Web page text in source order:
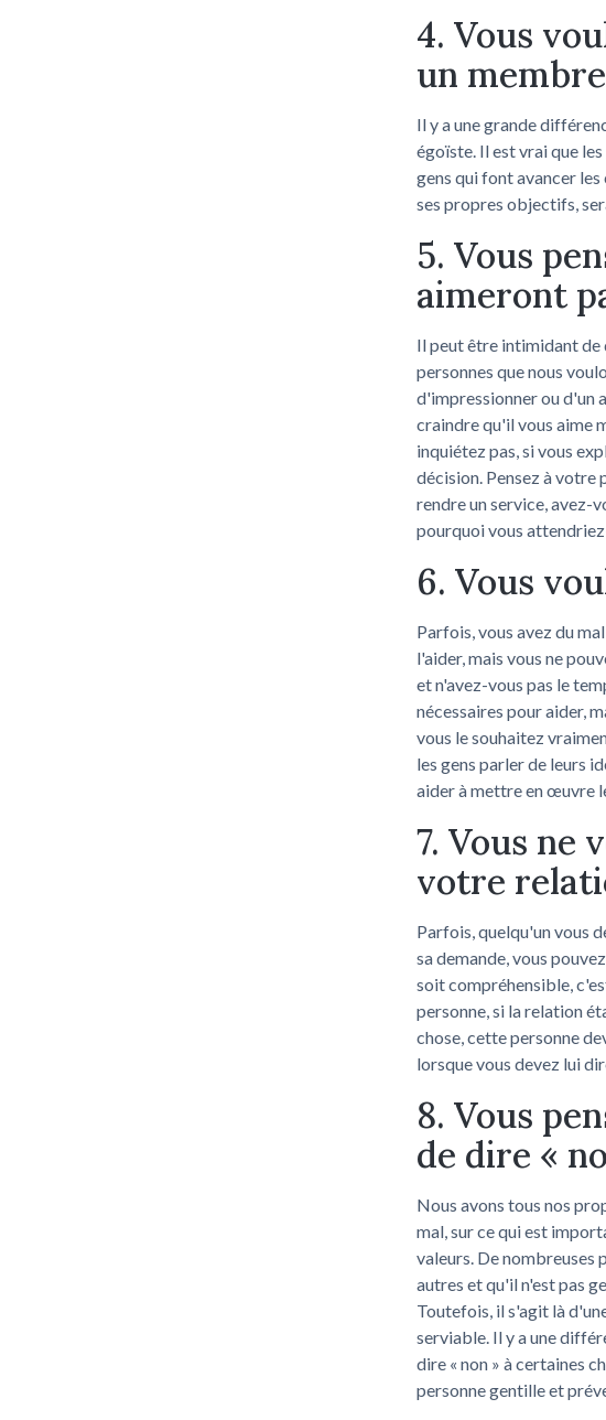
4. Vous
un
Il y a une grande
égoïste. Il est vrai que
gens qui font avancer les
ses propres objectifs,
5. Vous
aimeront
Il peut être intimidant de
personnes que nous
d'impressionner ou d'un
craindre qu'il vous aime
inquiétez pas, si vous
décision. Pensez à votre
rendre un service, avez-
pourquoi vous
6. Vous
Parfois, vous avez du
l'aider, mais vous ne
et n'avez-vous pas le
nécessaires pour aider,
vous le souhaitez
les gens parler de leurs
aider à mettre en œuvre
7. Vous ne
votre
Parfois, quelqu'un vous
sa demande, vous
soit compréhensible,
personne, si la relation
chose, cette personne
lorsque vous devez lui
8. Vous
de dire «
Nous avons tous nos
mal, sur ce qui est
valeurs. De nombreuses
autres et qu'il n'est pas
Toutefois, il s'agit là
serviable. Il y a une
dire « non » à certaines
personne gentille et